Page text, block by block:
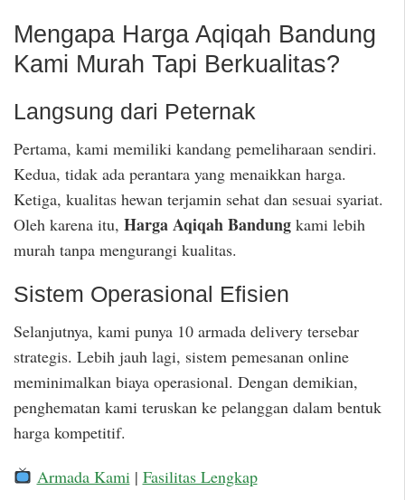
Mengapa Harga Aqiqah Bandung
Kami Murah Tapi Berkualitas?
Langsung dari Peternak
Pertama, kami memiliki kandang pemeliharaan sendiri.
Kedua, tidak ada perantara yang menaikkan harga.
Ketiga, kualitas hewan terjamin sehat dan sesuai syariat.
Oleh karena itu, Harga Aqiqah Bandung kami lebih
murah tanpa mengurangi kualitas.
Sistem Operasional Efisien
Selanjutnya, kami punya 10 armada delivery tersebar
strategis. Lebih jauh lagi, sistem pemesanan online
meminimalkan biaya operasional. Dengan demikian,
penghematan kami teruskan ke pelanggan dalam bentuk
harga kompetitif.
Armada Kami | Fasilitas Lengkap